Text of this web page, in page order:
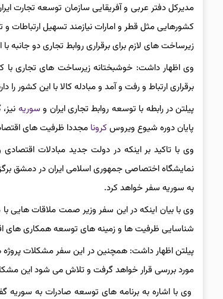
مدیرکل دفتر عربی و آفریقایی سازمان توسعه تجارت
کشورهایی مثل قطر و امارات نیازمند تسهیل ارتباطات
زیرساخت های لازم برای برقراری روابط تجاری دو جانبه
وی اظهار داشت: خوشبختانه زیرساخت های تجاری با
برقراری ارتباط و رفت و آمد و مبادله کالا با این کشور را
پیلتن در رابطه با توسعه روابط تجاری ایران و سوریه
پایان دوره شیوع ویروسکرونا مجددا ظرفیت های
وی با تاکید بر اینکه در دولت جدید مبادلات
نمایشگاه اختصاصی جمهوری اسلامی ایران در دمشق
به سوریه سفر خواهد کرد.
وی با بیان اینکه در این سفر وزیر صمت ملاقات
شناسایی ظرفیت ها و زمینه های توسعه همکاری های
پیلتن اظهار داشت: همچنین در این سفر مشکلات
مورد بررسی قرار خواهد گرفت و تلاش می شود این
وی با اشاره به برنامه های توسعه صادرات به